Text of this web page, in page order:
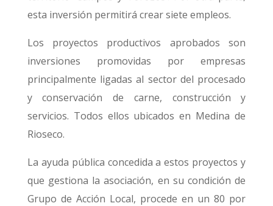
esta inversión permitirá crear siete empleos.
Los proyectos productivos aprobados son
inversiones promovidas por empresas
principalmente ligadas al sector del procesado
y conservación de carne, construcción y
servicios. Todos ellos ubicados en Medina de
Rioseco.
La ayuda pública concedida a estos proyectos y
que gestiona la asociación, en su condición de
Grupo de Acción Local, procede en un 80 por